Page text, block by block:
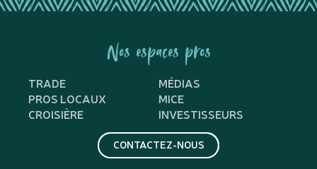
Nos espaces pros
TRADE
MÉDIAS
PROS LOCAUX
MICE
CROISIÈRE
INVESTISSEURS
CONTACTEZ-NOUS